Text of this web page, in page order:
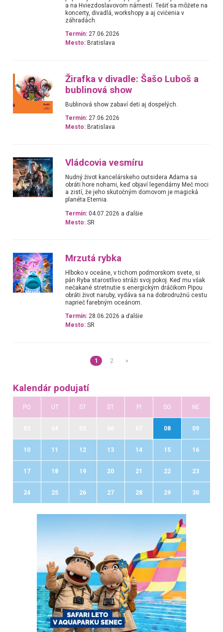
a na Hviezdoslavovom námestí. Tešiť sa môžete na
koncerty, divadlá, workshopy a aj cvičenia v
záhradách.
Termín: 27.06.2026
Mesto: Bratislava
Žirafka v divadle: Šašo Luboš a
bublinová show
Bublinová show zabaví deti aj dospelých.
Termín: 27.06.2026
Mesto: Bratislava
Vládcovia vesmíru
Nudný život kancelárskeho outsidera Adama sa
obráti hore nohami, keď objaví legendárny Meč moci
a zistí, že jeho skutočným domovom je magická
planéta Eternia.
Termín: 04.07.2026 a ďalšie
Mesto: SR
Mrzutá rybka
Hlboko v oceáne, v tichom podmorskom svete, si
pán Ryba starostlivo stráži svoj pokoj. Keď mu však
nečakané stretnutie s energickým dráčikom Pipou
obráti život naruby, vydáva sa na dobrodružnú cestu
naprieč farebným oceánom.
Termín: 28.06.2026 a ďalšie
Mesto: SR
1 2 »
Kalendár podujatí
PO UT ST ŠT PI SO NE
08 09
10 11 12 13 14 15 16
17 18 19 20 21 22 23
24 25 26 27 28 29 30